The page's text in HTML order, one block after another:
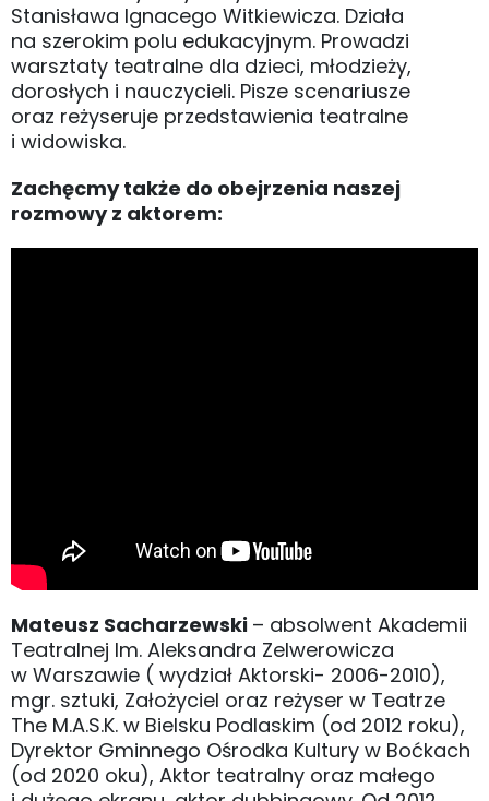
Stanisława Ignacego Witkiewicza. Działa
na szerokim polu edukacyjnym. Prowadzi
warsztaty teatralne dla dzieci, młodzieży,
dorosłych i nauczycieli. Pisze scenariusze
oraz reżyseruje przedstawienia teatralne
i widowiska.
Zachęcmy także do obejrzenia naszej
rozmowy z aktorem:
Mateusz Sacharzewski – absolwent Akademii
Teatralnej Im. Aleksandra Zelwerowicza
w Warszawie ( wydział Aktorski- 2006-2010),
mgr. sztuki, Założyciel oraz reżyser w Teatrze
The M.A.S.K. w Bielsku Podlaskim (od 2012 roku),
Dyrektor Gminnego Ośrodka Kultury w Boćkach
(od 2020 oku), Aktor teatralny oraz małego